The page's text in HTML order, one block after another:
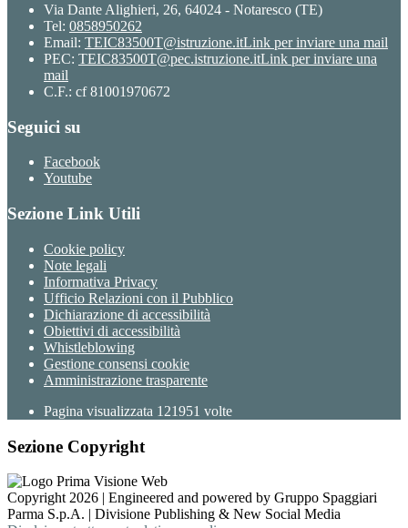
Via Dante Alighieri, 26, 64024 - Notaresco (TE)
Tel: 0858950262
Email: TEIC83500T@istruzione.itLink per inviare una mail
PEC: TEIC83500T@pec.istruzione.itLink per inviare una
mail
C.F.: cf 81001970672
Seguici su
Facebook
Youtube
Sezione Link Utili
Cookie policy
Note legali
Informativa Privacy
Ufficio Relazioni con il Pubblico
Dichiarazione di accessibilità
Obiettivi di accessibilità
Whistleblowing
Gestione consensi cookie
Amministrazione trasparente
Pagina visualizzata 121951 volte
Sezione Copyright
Copyright 2026 | Engineered and powered by Gruppo Spaggiari
Parma S.p.A. | Divisione Publishing & New Social Media